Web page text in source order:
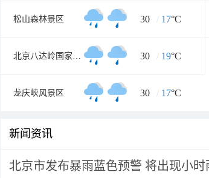
松山森林景区 30 / 17°C
北京八达岭国家森林公园 30 / 19°C
龙庆峡风景区 30 / 17°C
新闻资讯
北京市发布暴雨蓝色预警 将出现小时